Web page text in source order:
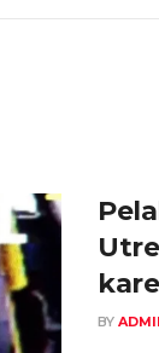
BY